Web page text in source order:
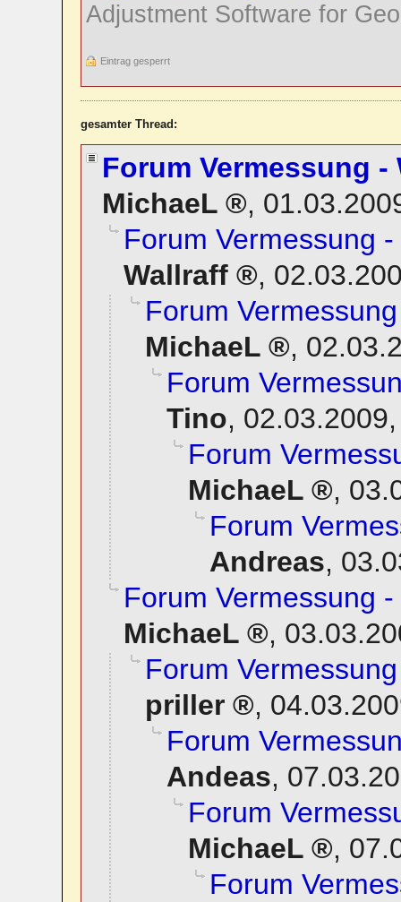
Adjustment Software for
Eintrag gesperrt
gesamter Thread:
Forum Vermessung
MichaeL
,
Forum Vermessung
Wallraff
,
Forum
MichaeL
,
Forum
Tino,
Forum
MichaeL
,
Forum
Andreas,
Forum Vermessung
MichaeL
,
Forum
priller
,
Forum
Andeas,
Forum
MichaeL
,
Forum